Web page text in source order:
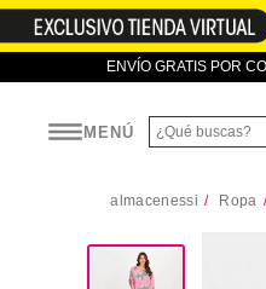
ENVÍO GRATIS POR
MENÚ
almacenessi Ropa